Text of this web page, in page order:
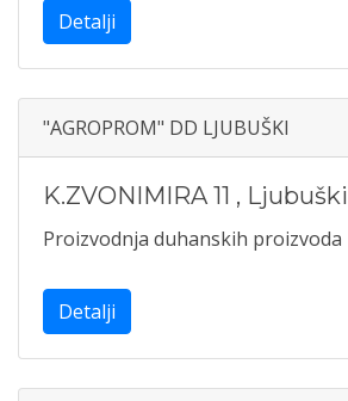
Detalji
"AGROPROM" DD LJUBUŠKI
K.ZVONIMIRA 11 , Ljubuški
Proizvodnja duhanskih proizvoda
Detalji